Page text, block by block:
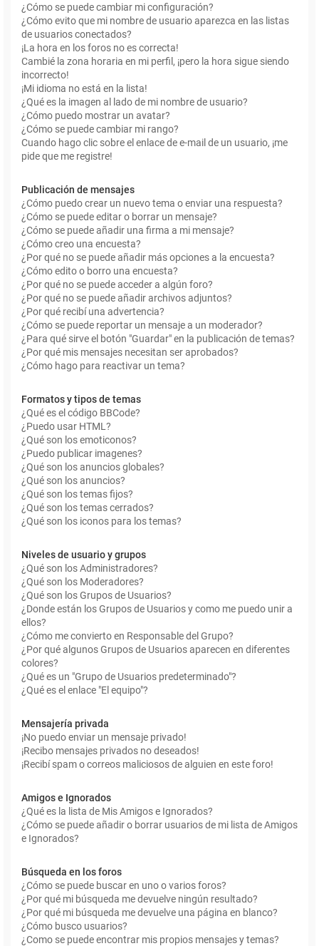
¿Cómo se puede cambiar mi configuración?
¿Cómo evito que mi nombre de usuario aparezca en las listas
de usuarios conectados?
¡La hora en los foros no es correcta!
Cambié la zona horaria en mi perfil, ¡pero la hora sigue siendo
incorrecto!
¡Mi idioma no está en la lista!
¿Qué es la imagen al lado de mi nombre de usuario?
¿Cómo puedo mostrar un avatar?
¿Cómo se puede cambiar mi rango?
Cuando hago clic sobre el enlace de e-mail de un usuario, ¡me
pide que me registre!
Publicación de mensajes
¿Cómo puedo crear un nuevo tema o enviar una respuesta?
¿Cómo se puede editar o borrar un mensaje?
¿Cómo se puede añadir una firma a mi mensaje?
¿Cómo creo una encuesta?
¿Por qué no se puede añadir más opciones a la encuesta?
¿Cómo edito o borro una encuesta?
¿Por qué no se puede acceder a algún foro?
¿Por qué no se puede añadir archivos adjuntos?
¿Por qué recibí una advertencia?
¿Cómo se puede reportar un mensaje a un moderador?
¿Para qué sirve el botón "Guardar" en la publicación de temas?
¿Por qué mis mensajes necesitan ser aprobados?
¿Cómo hago para reactivar un tema?
Formatos y tipos de temas
¿Qué es el código BBCode?
¿Puedo usar HTML?
¿Qué son los emoticonos?
¿Puedo publicar imagenes?
¿Qué son los anuncios globales?
¿Qué son los anuncios?
¿Qué son los temas fijos?
¿Qué son los temas cerrados?
¿Qué son los iconos para los temas?
Niveles de usuario y grupos
¿Qué son los Administradores?
¿Qué son los Moderadores?
¿Qué son los Grupos de Usuarios?
¿Donde están los Grupos de Usuarios y como me puedo unir a
ellos?
¿Cómo me convierto en Responsable del Grupo?
¿Por qué algunos Grupos de Usuarios aparecen en diferentes
colores?
¿Qué es un "Grupo de Usuarios predeterminado"?
¿Qué es el enlace "El equipo"?
Mensajería privada
¡No puedo enviar un mensaje privado!
¡Recibo mensajes privados no deseados!
¡Recibí spam o correos maliciosos de alguien en este foro!
Amigos e Ignorados
¿Qué es la lista de Mis Amigos e Ignorados?
¿Cómo se puede añadir o borrar usuarios de mi lista de Amigos
e Ignorados?
Búsqueda en los foros
¿Cómo se puede buscar en uno o varios foros?
¿Por qué mi búsqueda me devuelve ningún resultado?
¿Por qué mi búsqueda me devuelve una página en blanco?
¿Cómo busco usuarios?
¿Como se puede encontrar mis propios mensajes y temas?